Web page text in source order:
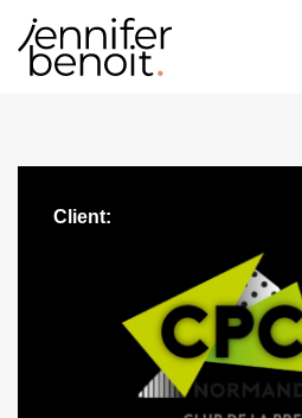
Client: